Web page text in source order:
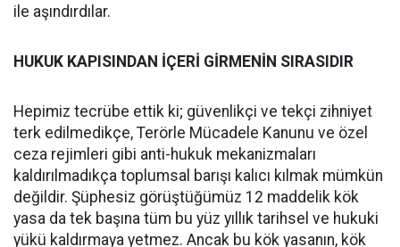
ile aşındırdılar.
HUKUK KAPISINDAN İÇERİ GİRMENİN SIRASIDIR
Hepimiz tecrübe ettik ki; güvenlikçi ve tekçi zihniyet
terk edilmedikçe, Terörle Mücadele Kanunu ve özel
ceza rejimleri gibi anti-hukuk mekanizmaları
kaldırılmadıkça toplumsal barışı kalıcı kılmak mümkün
değildir. Şüphesiz görüştüğümüz 12 maddelik kök
yasa da tek başına tüm bu yüz yıllık tarihsel ve hukuki
yükü kaldırmaya yetmez. Ancak bu kök yasanın, kök